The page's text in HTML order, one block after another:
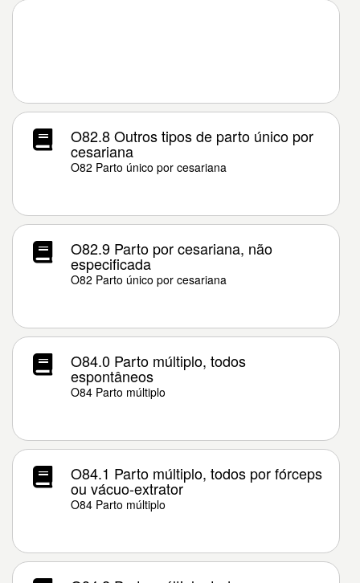
O82.8 Outros tipos de parto único por
cesariana
O82 Parto único por cesariana
O82.9 Parto por cesariana, não
especificada
O82 Parto único por cesariana
O84.0 Parto múltiplo, todos
espontâneos
O84 Parto múltiplo
O84.1 Parto múltiplo, todos por fórceps
ou vácuo-extrator
O84 Parto múltiplo